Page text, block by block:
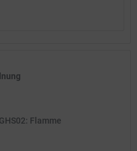
GHS02: Flamme